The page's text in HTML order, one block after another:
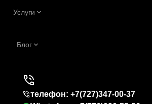
Услуги
Блог
телефон: +7(727)347-00-37